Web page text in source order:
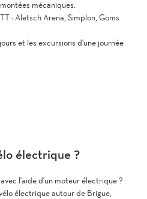
mécaniques.
: Aletsch Arena, Simplon, Goms
et les excursions d'une journée
électrique ?
l'aide d'un moteur électrique ?
électrique autour de Brigue,